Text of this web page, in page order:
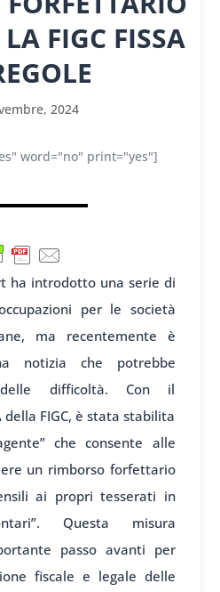
FIGC FISSA
2024
word="no" print="yes"]
ha introdotto una serie di
per le società
ma recentemente è
notizia che potrebbe
difficoltà. Con il
della FIGC, è stata stabilita
che consente alle
un rimborso forfettario
ai propri tesserati in
Questa misura
passo avanti per
fiscale e legale delle